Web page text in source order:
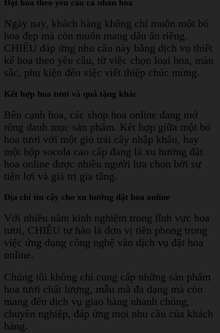
Đặt hoa theo yêu cầu cá nhân hóa
Ngày nay, khách hàng không chỉ muốn một bó
hoa đẹp mà còn muốn mang dấu ấn riêng.
CHIÊU đáp ứng nhu cầu này bằng dịch vụ thiết
kế hoa theo yêu cầu, từ việc chọn loại hoa, màu
sắc, phụ kiện đến việc viết thiệp chúc mừng.
Kết hợp hoa tươi và quà tặng khác
Bên cạnh hoa, các shop hoa online đang mở
rộng danh mục sản phẩm. Kết hợp giữa một bó
hoa tươi với một giỏ trái cây nhập khẩu, hay
một hộp socola cao cấp đang là xu hướng đặt
hoa online được nhiều người lựa chọn bởi sự
tiện lợi và giá trị gia tăng.
Địa chỉ tin cậy cho xu hướng đặt hoa online
Với nhiều năm kinh nghiệm trong lĩnh vực hoa
tươi, CHIÊU tự hào là đơn vị tiên phong trong
việc ứng dụng công nghệ vào dịch vụ đặt hoa
online.
Chúng tôi không chỉ cung cấp những sản phẩm
hoa tươi chất lượng, mẫu mã đa dạng mà còn
mang đến dịch vụ giao hàng nhanh chóng,
chuyên nghiệp, đáp ứng mọi nhu cầu của khách
hàng.